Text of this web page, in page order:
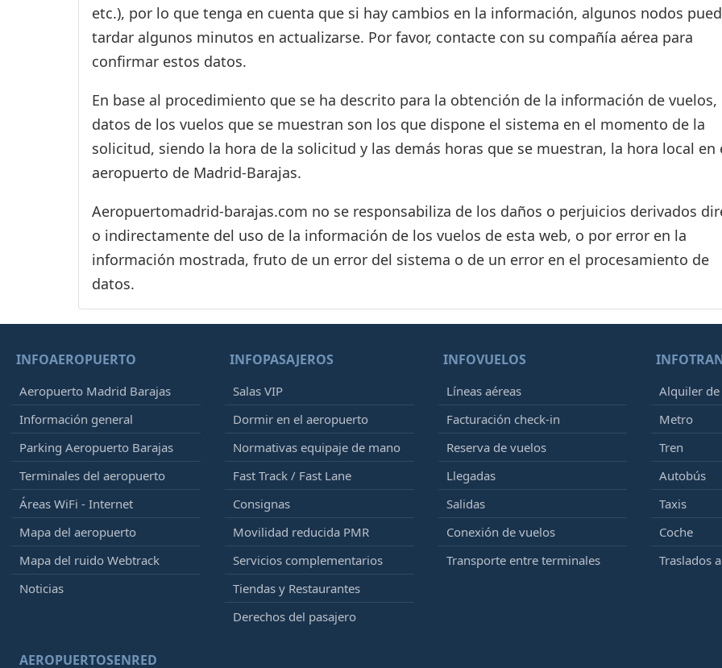
etc.), por lo que tenga en cuenta que si hay cambios en la información, algunos nodos
tardar algunos minutos en actualizarse. Por favor, contacte con su compañía aérea para
confirmar estos datos.
En base al procedimiento que se ha descrito para la obtención de la información de vuelos,
datos de los vuelos que se muestran son los que dispone el sistema en el momento de la
solicitud, siendo la hora de la solicitud y las demás horas que se muestran, la hora local en
aeropuerto de Madrid-Barajas.
Aeropuertomadrid-barajas.com no se responsabiliza de los daños o perjuicios derivados
o indirectamente del uso de la información de los vuelos de esta web, o por error en la
información mostrada, fruto de un error del sistema o de un error en el procesamiento de
datos.
INFOAEROPUERTO
Aeropuerto Madrid Barajas
Información general
Parking Aeropuerto Barajas
Terminales del aeropuerto
Áreas WiFi - Internet
Mapa del aeropuerto
Mapa del ruido Webtrack
Noticias
INFOPASAJEROS
Salas VIP
Dormir en el aeropuerto
Normativas equipaje de mano
Fast Track / Fast Lane
Consignas
Movilidad reducida PMR
Servicios complementarios
Tiendas y Restaurantes
Derechos del pasajero
INFOVUELOS
Líneas aéreas
Facturación check-in
Reserva de vuelos
Llegadas
Salidas
Conexión de vuelos
Transporte entre terminales
Alquiler de
Metro
Tren
Autobús
Taxis
Coche
Traslados
AEROPUERTOSENRED